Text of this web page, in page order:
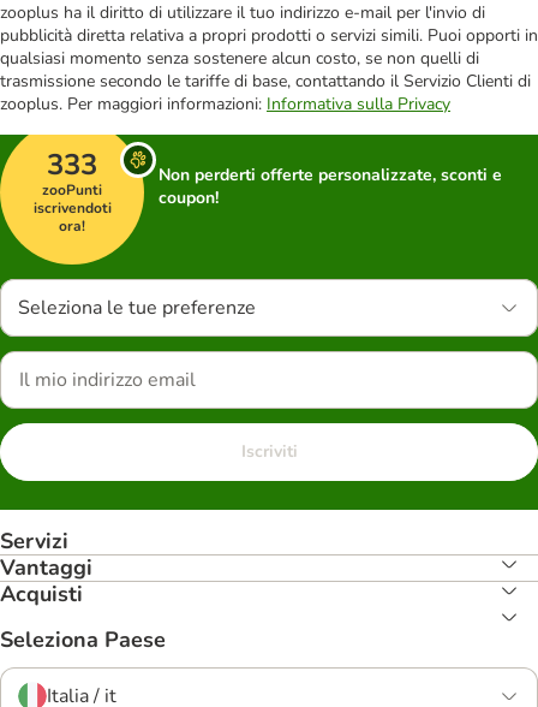
zooplus ha il diritto di utilizzare il tuo indirizzo e-mail per l'invio di
pubblicità diretta relativa a propri prodotti o servizi simili. Puoi opporti in
qualsiasi momento senza sostenere alcun costo, se non quelli di
trasmissione secondo le tariffe di base, contattando il Servizio Clienti di
zooplus. Per maggiori informazioni: Informativa sulla Privacy
333
zooPunti
iscrivendoti
ora!
Non perderti offerte personalizzate, sconti e
coupon!
Seleziona le tue preferenze
Iscriviti
Servizi
Vantaggi
Acquisti
Seleziona Paese
Italia / it